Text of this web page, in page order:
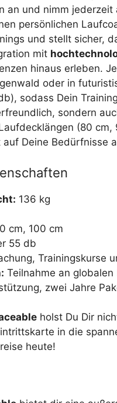
an und nimm jederzeit
persönlichen
und stellt sicher,
mit
hinaus erleben.
oder in
sodass Dein
sondern
(80 cm,
Deine Bedürfnisse
136 kg
cm, 100 cm
55 db
Trainingskurse
Teilnahme an globalen
zwei Jahre
holst Du Dir
in die
heute!